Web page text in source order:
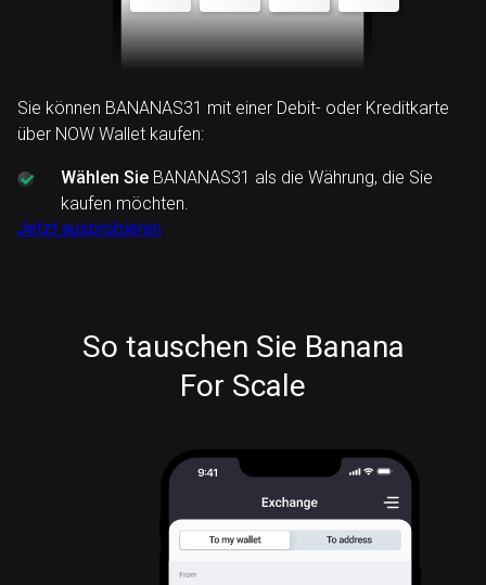
Sie können BANANAS31 mit einer Debit- oder Kreditkarte
über NOW Wallet kaufen:
Wählen Sie BANANAS31 als die Währung, die Sie
kaufen möchten.
Jetzt ausprobieren
So tauschen Sie Banana
For Scale